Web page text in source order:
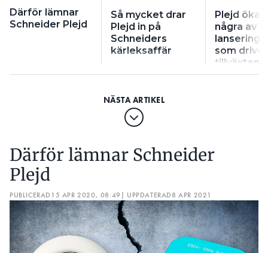
Därför lämnar
Schneider Plejd
Så mycket drar
Plejd in på
Schneiders
kärleksaffär
Plejd ökar
några av
som driver
tillväxten
Därför lämnar Schneider
Plejd
PUBLICERAD 15 APR 2020, 08:49 | UPPDATERAD8 APR 2021